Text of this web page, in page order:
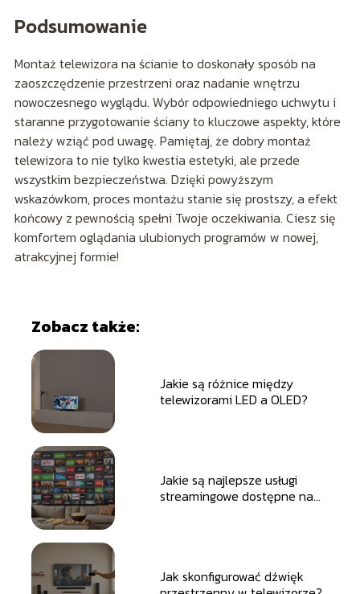
Podsumowanie
Montaż telewizora na ścianie to doskonały sposób na
zaoszczędzenie przestrzeni oraz nadanie wnętrzu
nowoczesnego wyglądu. Wybór odpowiedniego uchwytu i
staranne przygotowanie ściany to kluczowe aspekty, które
należy wziąć pod uwagę. Pamiętaj, że dobry montaż
telewizora to nie tylko kwestia estetyki, ale przede
wszystkim bezpieczeństwa. Dzięki powyższym
wskazówkom, proces montażu stanie się prostszy, a efekt
końcowy z pewnością spełni Twoje oczekiwania. Ciesz się
komfortem oglądania ulubionych programów w nowej,
atrakcyjnej formie!
Zobacz także:
Jakie są różnice między
telewizorami LED a OLED?
Jakie są najlepsze usługi
streamingowe dostępne na
Jak skonfigurować dźwięk